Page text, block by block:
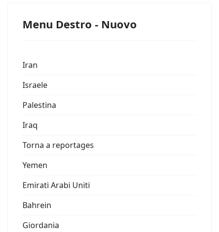
Menu Destro - Nuovo
Iran
Israele
Palestina
Iraq
Torna a reportages
Yemen
Emirati Arabi Uniti
Bahrein
Giordania